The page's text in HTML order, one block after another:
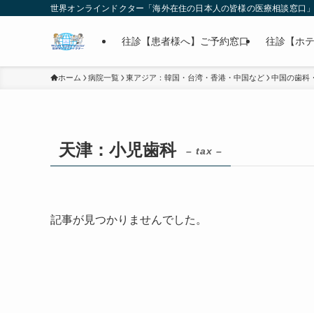
世界オンラインドクター「海外在住の日本人の皆様の医療相談窓口
往診【患者様へ】ご予約窓口 往診【ホ
ホーム 病院一覧 東アジア：韓国・台湾・香港・中国など 中国の歯科
天津：小児歯科 – tax –
記事が見つかりませんでした。